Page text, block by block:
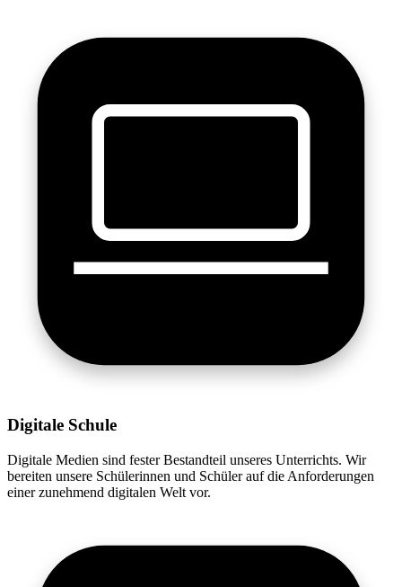
Digitale Schule
Digitale Medien sind fester Bestandteil unseres Unterrichts. Wir
bereiten unsere Schülerinnen und Schüler auf die Anforderungen
einer zunehmend digitalen Welt vor.